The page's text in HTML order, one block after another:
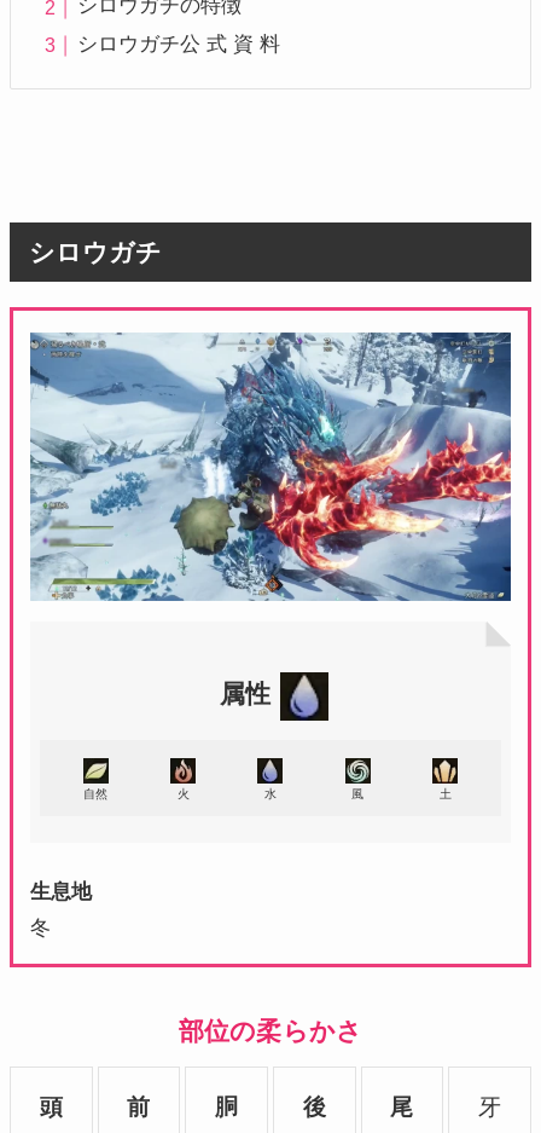
シロウガチの特徴
シロウガチ公 式 資 料
シロウガチ
属性
自然 火 水 風 土
生息地
冬
部位の柔らかさ
頭
前
胴
後
尾 牙